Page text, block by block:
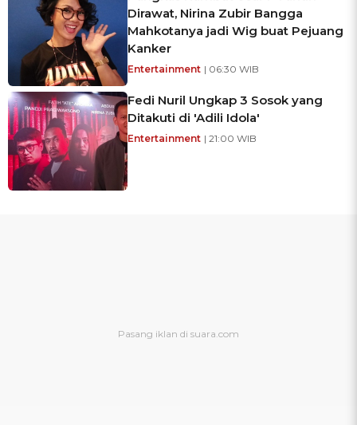
Dirawat, Nirina Zubir Bangga
Mahkotanya jadi Wig buat Pejuang
Kanker
Entertainment | 06:30 WIB
Fedi Nuril Ungkap 3 Sosok yang
Ditakuti di 'Adili Idola'
Entertainment | 21:00 WIB